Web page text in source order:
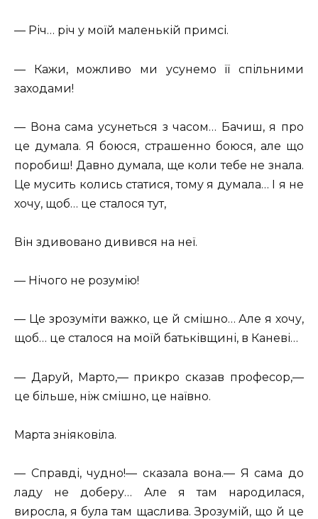
— Річ… річ у моїй маленькій примсі.
— Кажи, можливо ми усунемо її спільними
заходами!
— Вона сама усунеться з часом… Бачиш, я про
це думала. Я боюся, страшенно боюся, але що
поробиш! Давно думала, ще коли тебе не знала.
Це мусить колись статися, тому я думала… І я не
хочу, щоб… це сталося тут,
Він здивовано дивився на неї.
— Нічого не розумію!
— Це зрозуміти важко, це й смішно… Але я хочу,
щоб… це сталося на моїй батьківщині, в Каневі…
— Даруй, Марто,— прикро сказав професор,—
це більше, ніж смішно, це наївно.
Марта зніяковіла.
— Справді, чудно!— сказала вона.— Я сама до
ладу не доберу… Але я там народилася,
виросла, я була там щаслива. Зрозумій, що й це